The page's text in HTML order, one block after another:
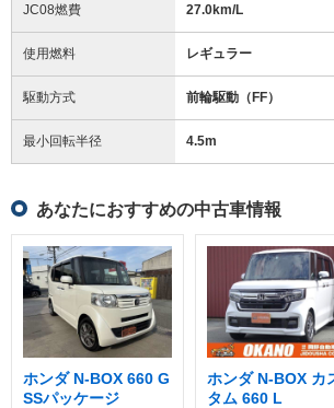
JC08燃費 27.0km/L
使用燃料 レギュラー
駆動方式 前輪駆動（FF）
最小回転半径 4.5m
あなたにおすすめの中古車情報
ホンダ N-BOX 660 G
SSパッケージ
ホンダ N-BOX カ
タム 660 L